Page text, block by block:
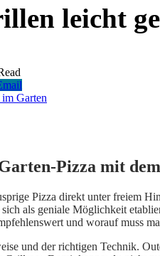
leicht
Pizza mit
Pizza direkt unter freiem
sich als geniale Möglichkeit
und worauf muss
und der richtigen Technik.